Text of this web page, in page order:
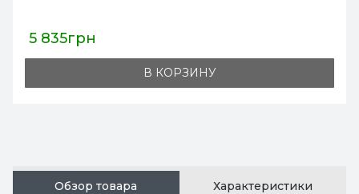
5 835грн
В КОРЗИНУ
Обзор товара Характеристики